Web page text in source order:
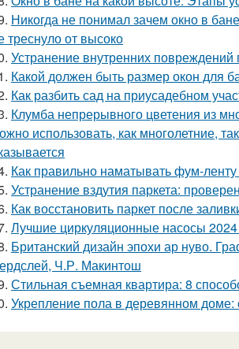
Никогда не понимал зачем окно в
треснуло от высоко
Устранение внутренних
Какой должен быть размер окон для
Как разбить сад на приусадебном
Клумба непрерывного цветения из
использовать, как многолетние,
Как правильно наматывать фум-ленту
Устранение вздутия паркета:
Как восстановить паркет после
Лучшие циркуляционные насосы
Британский дизайн эпохи ар нуво.
Ч.Р. Макинтош
Стильная съемная квартира: 8
Укрепление пола в деревянном